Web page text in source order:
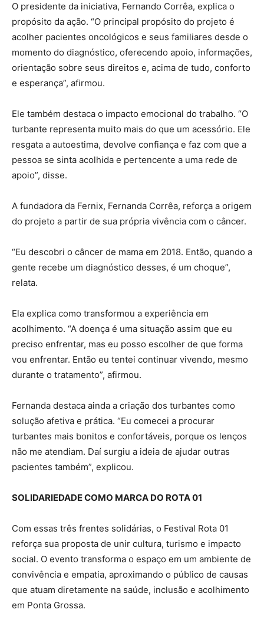
O presidente da iniciativa, Fernando Corrêa, explica o
propósito da ação. “O principal propósito do projeto é
acolher pacientes oncológicos e seus familiares desde o
momento do diagnóstico, oferecendo apoio, informações,
orientação sobre seus direitos e, acima de tudo, conforto
e esperança”, afirmou.
Ele também destaca o impacto emocional do trabalho. “O
turbante representa muito mais do que um acessório. Ele
resgata a autoestima, devolve confiança e faz com que a
pessoa se sinta acolhida e pertencente a uma rede de
apoio”, disse.
A fundadora da Fernix, Fernanda Corrêa, reforça a origem
do projeto a partir de sua própria vivência com o câncer.
“Eu descobri o câncer de mama em 2018. Então, quando a
gente recebe um diagnóstico desses, é um choque”,
relata.
Ela explica como transformou a experiência em
acolhimento. “A doença é uma situação assim que eu
preciso enfrentar, mas eu posso escolher de que forma
vou enfrentar. Então eu tentei continuar vivendo, mesmo
durante o tratamento”, afirmou.
Fernanda destaca ainda a criação dos turbantes como
solução afetiva e prática. “Eu comecei a procurar
turbantes mais bonitos e confortáveis, porque os lenços
não me atendiam. Daí surgiu a ideia de ajudar outras
pacientes também”, explicou.
SOLIDARIEDADE COMO MARCA DO ROTA 01
Com essas três frentes solidárias, o Festival Rota 01
reforça sua proposta de unir cultura, turismo e impacto
social. O evento transforma o espaço em um ambiente de
convivência e empatia, aproximando o público de causas
que atuam diretamente na saúde, inclusão e acolhimento
em Ponta Grossa.